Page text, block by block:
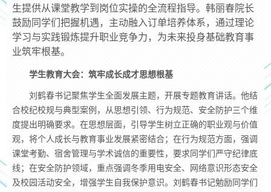
生提供从课堂教学到岗位实操的全流程指导。韩丽春院长
鼓励同学们把握机遇，主动融入订单培养体系，通过理论
学习与实践锻炼提升职业竞争力，为未来投身基础教育事
业筑牢根基。
学生教育大会：筑牢成长成才思想根基
刘鹤春书记聚焦学生全面发展主题，开展专题教育讲话。他结
合校纪校规与典型案例，从思想引领、行为规范、安全防护三个维
度提出明确要求。在思想层面，引导学生树立正确的职业观与价值
观，将个人成长与教育事业发展紧密结合；在行为规范方面，强调
课堂考勤、宿舍管理与学术诚信的重要性，要求同学们严守纪律底
线；在安全防护领域，重点强调冬季用电安全、网络意识形态安全
及校园活动安全，增强学生自我保护意识。刘鹤春书记勉励同学们